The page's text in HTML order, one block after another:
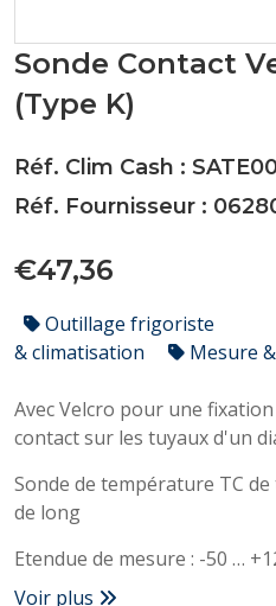
Sonde Contact
(Type K)
Réf. Clim Cash :
Réf. Fournisseur :
€47,36
Outillage frigoriste
& climatisation
Mesure
Avec Velcro pour une
contact sur les tuyaux d'un
Sonde de température TC de
de long
Etendue de mesure : -50 …
Voir plus